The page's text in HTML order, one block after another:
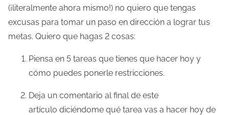
(¡literalmente ahora mismo!) no quiero que tengas
excusas para tomar un paso en dirección a lograr tus
metas. Quiero que hagas 2 cosas:
Piensa en 5 tareas que tienes que hacer hoy y
cómo puedes ponerle restricciones.
Deja un comentario al final de este
artículo diciéndome qué tarea vas a hacer hoy de